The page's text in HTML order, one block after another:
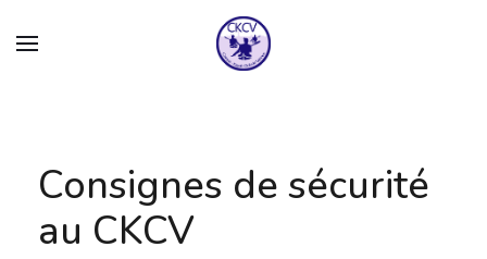
Consignes de sécurité
au CKCV